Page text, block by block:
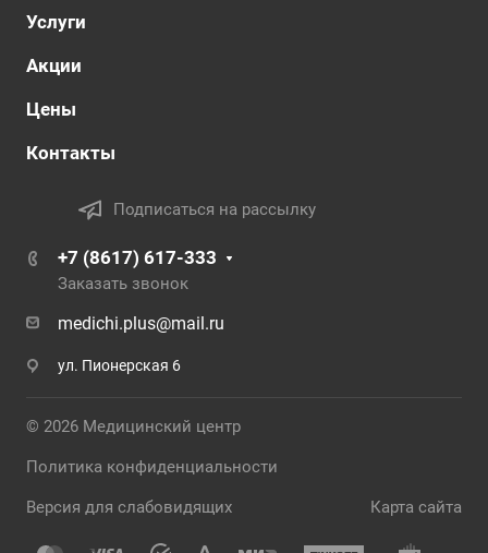
Услуги
Акции
Цены
Контакты
Подписаться на рассылку
+7 (8617) 617-333
Заказать звонок
medichi.plus@mail.ru
ул. Пионерская 6
© 2026 Медицинский центр
Политика конфиденциальности
Версия для слабовидящих Карта сайта